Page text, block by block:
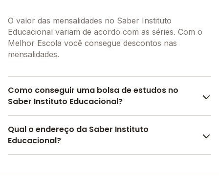
O valor das mensalidades no Saber Instituto
Educacional variam de acordo com as séries. Com o
Melhor Escola você consegue descontos nas
mensalidades.
Como conseguir uma bolsa de estudos no
Saber Instituto Educacional?
Pesquise bolsas disponíveis no Melhor Escola e
encontre o melhor desconto para você.
Qual o endereço da Saber Instituto
Educacional?